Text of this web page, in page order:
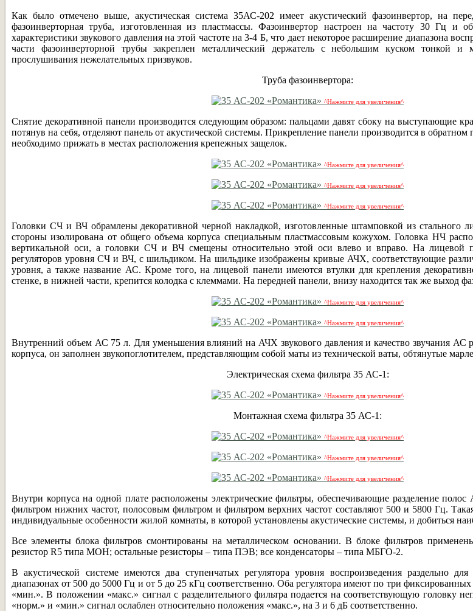
Как было отмечено выше, акустическая система 35АС-202 имеет акустический фазоинвертор, на
фазоинверторная труба, изготовленная из пластмассы. Фазоинвертор настроен на частоту 30 Гц и
характеристики звукового давления на этой частоте на 3-4 Б, что дает некоторое расширение диапазона
части фазоинверторной трубы закреплен металлический держатель с небольшим куском тонкой и
прослушивания нежелательных призвуков.
Труба фазоинвертора:
^Нажмите для увеличения^
Снятие декоративной панели производится следующим образом: пальцами давят сбоку на выступающие
потянув на себя, отделяют панель от акустической системы. Прикрепление панели производится в обратном
необходимо прижать в местах расположения крепежных защелок.
^Нажмите для увеличения^
^Нажмите для увеличения^
^Нажмите для увеличения^
Головки СЧ и ВЧ обрамлены декоративной черной накладкой, изготовленные штамповкой из стального
стороны изолирована от общего объема корпуса специальным пластмассовым кожухом. Головка НЧ
вертикальной оси, а головки СЧ и ВЧ смещены относительно этой оси влево и вправо. На лицевой
регуляторов уровня СЧ и ВЧ, с шильдиком. На шильдике изображены кривые АЧХ, соответствующие
уровня, а также название АС. Кроме того, на лицевой панели имеются втулки для крепления
стенке, в нижней части, крепится колодка с клеммами. На передней панели, внизу находится так же выход
^Нажмите для увеличения^
^Нажмите для увеличения^
Внутренний объем АС 75 л. Для уменьшения влияний на АЧХ звукового давления и качество звучания АС
корпуса, он заполнен звукопоглотителем, представляющим собой маты из технической ваты, обтянутые
Электрическая схема фильтра 35 АС-1:
^Нажмите для увеличения^
Монтажная схема фильтра 35 АС-1:
^Нажмите для увеличения^
^Нажмите для увеличения^
^Нажмите для увеличения^
Внутри корпуса на одной плате расположены электрические фильтры, обеспечивающие разделение
фильтром нижних частот, полосовым фильтром и фильтром верхних частот составляют 500 и 5800 Гц. Такая
индивидуальные особенности жилой комнаты, в которой установлены акустические системы, и добиться
Все элементы блока фильтров смонтированы на металлическом основании. В блоке фильтров
резистор R5 типа МОН; остальные резисторы – типа ПЭВ; все конденсаторы – типа МБГО-2.
В акустической системе имеются два ступенчатых регулятора уровня воспроизведения раздельно
диапазонах от 500 до 5000 Гц и от 5 до 25 кГц соответственно. Оба регулятора имеют по три
«мин.». В положении «макс.» сигнал с разделительного фильтра подается на соответствующую головку
«норм.» и «мин.» сигнал ослаблен относительно положения «макс.», на 3 и 6 дБ соответственно.